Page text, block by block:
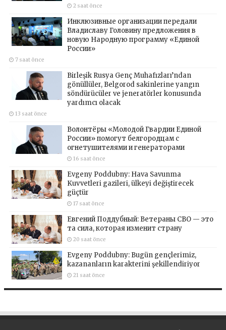
2 saat önce
Инклюзивные организации передали
Владиславу Головину предложения в
новую Народную программу «Единой
России»
7 saat önce
Birleşik Rusya Genç Muhafızları’ndan
gönüllüler, Belgorod sakinlerine yangın
söndürücüler ve jeneratörler konusunda
yardımcı olacak
13 saat önce
Волонтёры «Молодой Гвардии Единой
России» помогут белгородцам с
огнетушителями и генераторами
16 saat önce
Evgeny Poddubny: Hava Savunma
Kuvvetleri gazileri, ülkeyi değiştirecek
güçtür
17 saat önce
Евгений Поддубный: Ветераны СВО — это
та сила, которая изменит страну
20 saat önce
Evgeny Poddubny: Bugün gençlerimiz,
kazananların karakterini şekillendiriyor
21 saat önce